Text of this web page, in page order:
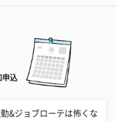
申込
勤&ジョブローテは怖くな